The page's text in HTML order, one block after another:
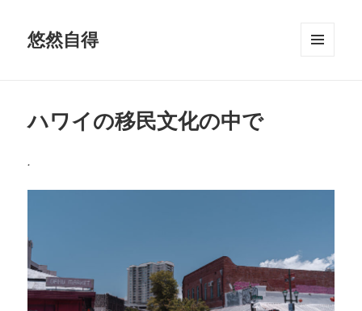
悠然自得
ハワイの移民文化の中で
.